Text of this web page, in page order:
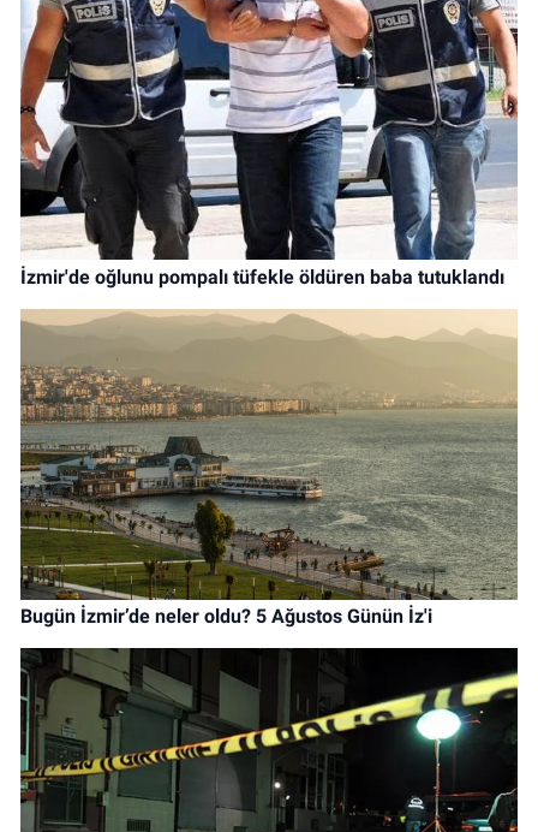
İzmir'de oğlunu pompalı tüfekle öldüren baba tutuklandı
Bugün İzmir’de neler oldu? 5 Ağustos Günün İz'i